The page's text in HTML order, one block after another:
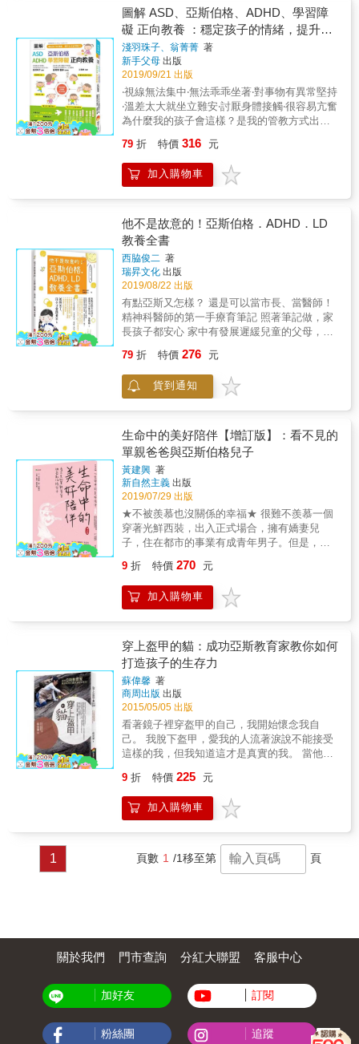
孩子逐漸長出自己能力的最好方法。
笑。 雖然談的是發展障礙議題，卻沒有一點沉
重的氛圍。帶領父母老師了解，只要順著孩子
天賦發展，每個孩子都充滿了可能性。
啟了自我倡議的漫漫長路。 它離你很遠嗎？ 亞
斯伯格症的診斷名稱被移除以後 反而成為一門
顯學 聽到越來越多人說自己、孩子或伴侶疑似
亞症 這些懷疑可能無法從複雜而量化的醫學結
果中獲得答案 而我們都明白提問者真正的動機
來自身後的困境 「亞斯是特質還是病」的議題
還在爭論不休 如同患者自身也經常無法明確描
述 但障礙並不會因為說它不是，它就從此消失
&hellip;&hellip;。 這一本書獻給所有的提問者
本書跳脫對症障的歸納、整理與描述，透過文
者內在困境，以及面對外在事件的矛盾與衝
突。從作者的角度觀看、分析、爬梳，一名亞
症者的種種處境。 本書特色 ★臺灣第一本亞斯
話。 ★五大主題，談論患者經常被忽略需求，
或鮮少被提及的重大生命課題。 ★文末歸納作
者自我經驗，針對陪伴者、患者提出不同角度
的建議。
圖解 ASD、亞斯伯格、ADHD、學習障
礙 正向教養 ：穩定孩子的情緒，提升生
活自理能力
淺羽珠子、翁菁菁 著
新手父母 出版
2019/09/21 出版
‧視線無法集中‧無法乖乖坐著‧對事物有異常堅持
‧溫差太大就坐立難安‧討厭身體接觸‧很容易亢奮
為什麼我的孩子會這樣？是我的管教方式出問
的教養方式， 抛開自責，耐心陪伴，慢飛的孩
子，也有無限可能。 不要用大人的認知來判斷
孩子的行為想法， 試著理解孩子特質，多方嘗
子的發展情況有點不一樣時 第2章 想辦法避
免孩子的不當行為 第3章 判斷孩子的認知程
度與改善方式 第4章 為了能好好控制情緒 第5
章 家有特殊兒父母應有的心態 ‧本書內含20個
案例介紹及互動小遊戲，易讀易執行！ 【本書
特色】以插畫圖解說明專業知識，讓父母更能
理解孩子行為背後的原因與意義，輕鬆了解相
關知識，輕鬆解決教養困擾。 【誰需要這本
書？】不論是ASD自閉症類群障礙、ADHD、
亞斯伯格還是學習障礙的孩子，所有類型的發
方面著手，依照不同狀況，提出不同對應方
法，找出適合孩子的教養方式，讓孩子學會調
整自己的情緒，提升學習力及自理能力！
79 折 特價 316 元
加入購物車
他不是故意的！亞斯伯格．ADHD．LD
教養全書
西脇俊二 著
瑞昇文化 出版
2019/08/22 出版
有點亞斯又怎樣？ 還是可以當市長、當醫師！
精神科醫師的第一手療育筆記 照著筆記做，家
長孩子都安心 家中有發展遲緩兒童的父母，您
不少相關建議，但在生活細節裡還是常遇到令
人不知所措的情況。 在日本高人氣的西脇醫師
集結看診多年的經驗，寫下這本書，就是想消
礙，這與孩子個性或家長的教養方式完全無
關！不要被「遲緩」兩個字誤導，認為孩子教
不會又特別不聽話，雖然孩子的發展過程會跟
別人不一樣，但要把它視為「特色」，而不是
「異常」。 家長最關切的問題就是，當孩子長
大後，能不能學會自立生活？ 能不能順利融入
這個社會？ 這時首先要去理解孩子的特性。藉
由理解，肯定就能找到既簡單易懂又能傳達給
孩子的溝通方法。使用合適的方法來引導孩
子，就能讓孩子本身學會思考，並培養出能在
項助力，消除父母的煩惱與孩子生活中的痛
苦，讓一家人每天都能開心地生活。 【西脇醫
師的叮嚀】 (1)當孩子發生下述的情況時，您可
朋友 ．上課時，會站起來到處走動 ．每天都會
因為遺失物品而挨罵 ．書桌上與房間內都無法
收拾乾淨 ．跟不上學校的課程 ．只要專注做某
件事，就不會在意周遭與時間，變得無法做其
他事 ．很挑食，吃不下營養午餐 ．無法參加學
校活動 ．說話不顧慮他人心情，和朋友吵架 ．
無法做好時間管理而遲到 ．非常「固執」 ．無
法掌控情緒，會因為突然陷入恐慌而開始胡鬧
可能有以下的發展障礙情況： 亞斯伯格症 （自
出現溝通障礙 ．會出現對人恐懼症或社交恐懼
症 ．喜愛模式化行為 ．對於有興趣的事物，會
過於偏頗或固執 缺乏社會適應能力 五感過於敏
感，動作不自然，很笨拙（請參閱P30）
ADHD（注意力不足過動症） ．無法專心 ．好
家長不用慌，改變看待孩子的角度，感受完全
不一樣！ #很固執的孩子其實是&rarr;很專注的
孩子 #笨拙的孩子其實是&rarr;很拚命的孩子 #
力渙散的孩子其實是&rarr;好奇心旺盛的孩子 #
不擅長說話的孩子其實是&rarr;文靜內向的孩子
#單方面說個不停的孩子其實是&rarr;外向愛說
話的孩子 #不擅長讀書的孩子其實是&rarr;努力
79 折 特價 276 元
貨到通知
生命中的美好陪伴【增訂版】：看不見的
單親爸爸與亞斯伯格兒子
黃建興 著
新自然主義 出版
2019/07/29 出版
★不被羨慕也沒關係的幸福★ 很難不羨慕一個
穿著光鮮西裝，出入正式場合，擁有嬌妻兒
子，住在都市的事業有成青年男子。但是，當
讓人羨慕嗎？他看起來，還幸福嗎？ 而這樣的
一個人，卻認為自己在後半的生活，反而真正
感受到了幸福的滋味！40多歲才開始被迫經歷
症、自己的眼睛病變，生活一夕間天翻地覆。
沒有辦法，只能夠努力過活，以為過下去就會
有答案，然而似乎沒有這麼理所當然。 偌大的
城市裡，獨行的兒子，與在跟隨在後的父親，
總是看不清楚孩子的身影，猜不透孩子的想
法，試圖維持著適當的距離，不要太遙遠，又
不能太緊迫，這樣忽近忽遠的調節了多年後，
平衡出不同的風景。 作為被社會要求有成就的
男性角色，無數次直接面對自己，反覆詰問之
後得出的答案，卻是要從自己的付出，體會自
其他人的反應而哀矜喜樂。真正的幸福，是自
己不再需要得到別人的羨慕，也過得滿足，過
得幸福。 ★改變的契機：黃斑病變與視網膜剝
正常活動。但能夠站起來，重回正常生活，來
自對自我定位的領悟，對自尊心的退讓。被剝
有黃斑病變、沒有視網膜剝離，就應該沒有現
子，或許，磨難指向了另一條路線。如何不再
把傷痛視為不幸，而當作改變的契機？只能夠
走過了長久的路，有了能夠回首審視的餘裕之
9 折 特價 270 元
加入購物車
穿上盔甲的貓：成功亞斯教育家教你如何
打造孩子的生存力
蘇偉馨 著
商周出版 出版
2015/05/05 出版
看著鏡子裡穿盔甲的自己，我開始懷念我自
己。 我脫下盔甲，愛我的人流著淚說不能接受
這樣的我，但我知道這才是真實的我。 當他們
是他們說我可以不必再穿上盔甲，因為真實的
我才是最美好的。 我脫下盔甲，不再試圖跟別
人一樣。 盔甲，讓我終於。找到自己。 & 每個
適合自己的路。 或許孩子的與眾不同之處，就
簸。 慢學成功教育家、諾瓦創意小學和幼兒園
的創辦人蘇偉馨，用她三十多年的教育經驗，
晃」而最終成功的人生歷練，告訴父母師長如
何能引領孩子認識自我、擁有正確的態度，如
會上永不被淘汰的「適者」，別人眼中的「強
9 折 特價 225 元
加入購物車
1 頁數 1 /1移至第 頁
關於我們 門市查詢 分紅大聯盟 客服中心
加好友 訂閱
粉絲團 追蹤